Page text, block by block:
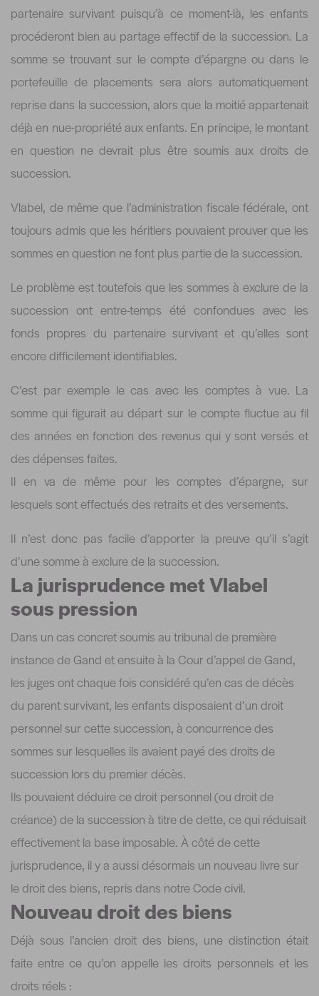
partenaire survivant puisqu’à ce moment-là, les enfants
procéderont bien au partage effectif de la succession. La
somme se trouvant sur le compte d’épargne ou dans le
portefeuille de placements sera alors automatiquement
reprise dans la succession, alors que la moitié appartenait
déjà en nue-propriété aux enfants. En principe, le montant
en question ne devrait plus être soumis aux droits de
succession.
Vlabel, de même que l’administration fiscale fédérale, ont
toujours admis que les héritiers pouvaient prouver que les
sommes en question ne font plus partie de la succession.
Le problème est toutefois que les sommes à exclure de la
succession ont entre-temps été confondues avec les
fonds propres du partenaire survivant et qu’elles sont
encore difficilement identifiables.
C’est par exemple le cas avec les comptes à vue. La
somme qui figurait au départ sur le compte fluctue au fil
des années en fonction des revenus qui y sont versés et
des dépenses faites.
Il en va de même pour les comptes d’épargne, sur
lesquels sont effectués des retraits et des versements.
Il n’est donc pas facile d’apporter la preuve qu’il s’agit
d’une somme à exclure de la succession.
La jurisprudence met Vlabel
sous pression
Dans un cas concret soumis au tribunal de première
instance de Gand et ensuite à la Cour d’appel de Gand,
les juges ont chaque fois considéré qu’en cas de décès
du parent survivant, les enfants disposaient d’un droit
personnel sur cette succession, à concurrence des
sommes sur lesquelles ils avaient payé des droits de
succession lors du premier décès.
Ils pouvaient déduire ce droit personnel (ou droit de
créance) de la succession à titre de dette, ce qui réduisait
effectivement la base imposable. À côté de cette
jurisprudence, il y a aussi désormais un nouveau livre sur
le droit des biens, repris dans notre Code civil.
Nouveau droit des biens
Déjà sous l’ancien droit des biens, une distinction était
faite entre ce qu’on appelle les droits personnels et les
droits réels :